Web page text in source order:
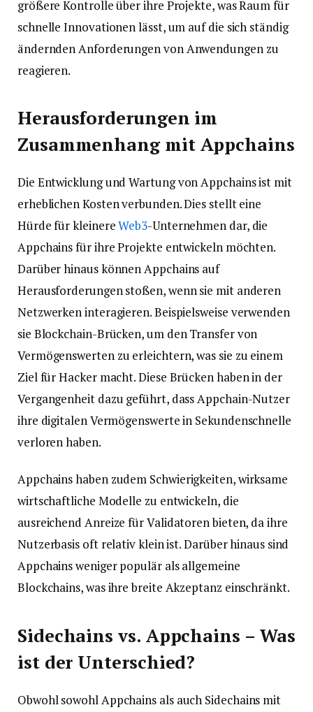
größere Kontrolle über ihre Projekte, was Raum für
schnelle Innovationen lässt, um auf die sich ständig
ändernden Anforderungen von Anwendungen zu
reagieren.
Herausforderungen im
Zusammenhang mit Appchains
Die Entwicklung und Wartung von Appchains ist mit
erheblichen Kosten verbunden. Dies stellt eine
Hürde für kleinereWeb3-Unternehmen dar, die
Appchains für ihre Projekte entwickeln möchten.
Darüber hinaus können Appchains auf
Herausforderungen stoßen, wenn sie mit anderen
Netzwerken interagieren. Beispielsweise verwenden
sie Blockchain-Brücken, um den Transfer von
Vermögenswerten zu erleichtern, was sie zu einem
Ziel für Hacker macht. Diese Brücken haben in der
Vergangenheit dazu geführt, dass Appchain-Nutzer
ihre digitalen Vermögenswerte in Sekundenschnelle
verloren haben.
Appchains haben zudem Schwierigkeiten, wirksame
wirtschaftliche Modelle zu entwickeln, die
ausreichend Anreize für Validatoren bieten, da ihre
Nutzerbasis oft relativ klein ist. Darüber hinaus sind
Appchains weniger populär als allgemeine
Blockchains, was ihre breite Akzeptanz einschränkt.
Sidechains vs. Appchains – Was
ist der Unterschied?
Obwohl sowohl Appchains als auch Sidechains mit